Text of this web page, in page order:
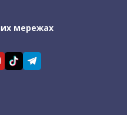
мережах